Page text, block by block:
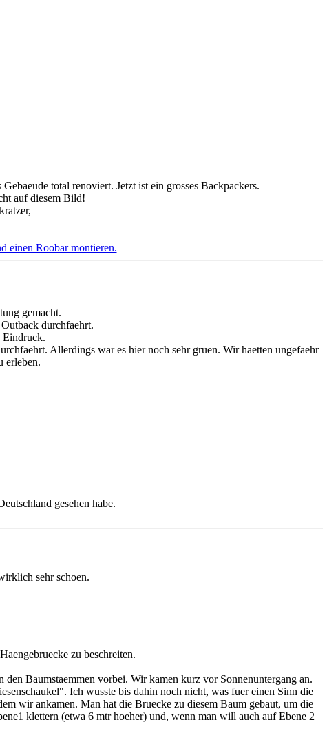
total renoviert. Jetzt ist ein grosses Backpackers.
auf diesem Bild!
einen Roobar montieren.
gemacht.
durchfaehrt.
Eindruck.
Allerdings war es hier noch sehr gruen. Wir haetten ungefaehr
erleben.
gesehen habe.
sehr schoen.
zu beschreiten.
den Baumstaemmen vorbei. Wir kamen kurz vor Sonnenuntergang an.
Ich wusste bis dahin noch nicht, was fuer einen Sinn die
wir ankamen. Man hat die Bruecke zu diesem Baum gebaut, um die
klettern (etwa 6 mtr hoeher) und, wenn man will auch auf Ebene 2